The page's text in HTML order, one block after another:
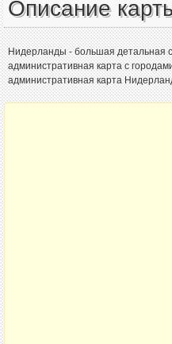
Описание
Нидерланды - большая детальная
административная карта с
административная карта